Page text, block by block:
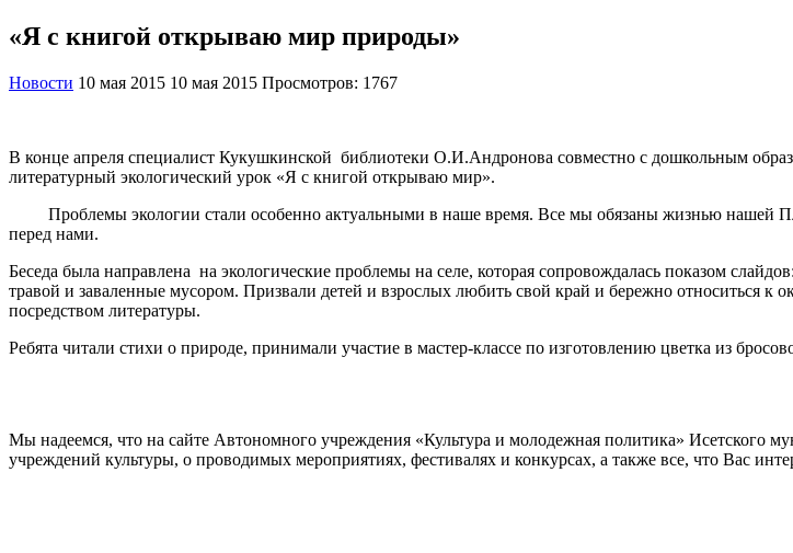
«Я с книгой открываю мир природы»
Новости 10 мая 2015 10 мая 2015 Просмотров: 1767
В конце апреля специалист Кукушкинской библиотеки О.И.Андронова совместно с дошкольным
литературный экологический урок «Я с книгой открываю мир».
Проблемы экологии стали особенно актуальными в наше время. Все мы обязаны жизнью нашей
перед нами.
Беседа была направлена на экологические проблемы на селе, которая сопровождалась показом
травой и заваленные мусором. Призвали детей и взрослых любить свой край и бережно относиться
посредством литературы.
Ребята читали стихи о природе, принимали участие в мастер-классе по изготовлению цветка из
Мы надеемся, что на сайте Автономного учреждения «Культура и молодежная политика» Исетского
учреждений культуры, о проводимых мероприятиях, фестивалях и конкурсах, а также все, что Вас